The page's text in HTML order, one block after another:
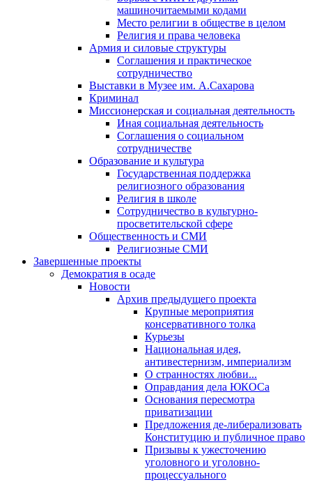
машиночитаемыми кодами
Место религии в обществе в целом
Религия и права человека
Армия и силовые структуры
Соглашения и практическое
сотрудничество
Выставки в Музее им. А.Сахарова
Криминал
Миссионерская и социальная деятельность
Иная социальная деятельность
Соглашения о социальном
сотрудничестве
Образование и культура
Государственная поддержка
религиозного образования
Религия в школе
Сотрудничество в культурно-
просветительской сфере
Общественность и СМИ
Религиозные СМИ
Завершенные проекты
Демократия в осаде
Новости
Архив предыдущего проекта
Крупные мероприятия
консервативного толка
Курьезы
Национальная идея,
антивестернизм, империализм
О странностях любви...
Оправдания дела ЮКОСа
Основания пересмотра
приватизации
Предложения де-либерализовать
Конституцию и публичное право
Призывы к ужесточению
уголовного и уголовно-
процессуального